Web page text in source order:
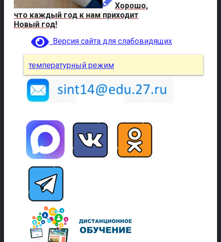
Хорошо,
что каждый год к нам приходит
Новый год!
Версия сайта для слабовидящих
температурный режим